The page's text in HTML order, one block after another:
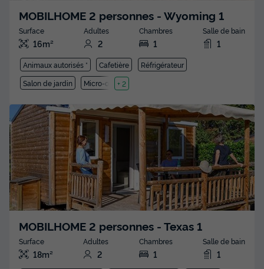
MOBILHOME 2 personnes - Wyoming 1
Surface
16m²
Adultes
2
Chambres
1
Salle de bain
1
Animaux autorisés * Cafetière
Réfrigérateur
Salon de jardin
Micro-ondes
+ 2
MOBILHOME 2 personnes - Texas 1
Surface
18m²
Adultes
2
Chambres
1
Salle de bain
1